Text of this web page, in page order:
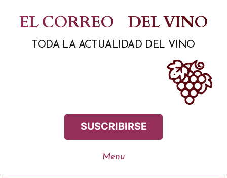
contenido
EL CORREO DEL VINO
TODA LA ACTUALIDAD DEL VINO
SUSCRIBIRSE